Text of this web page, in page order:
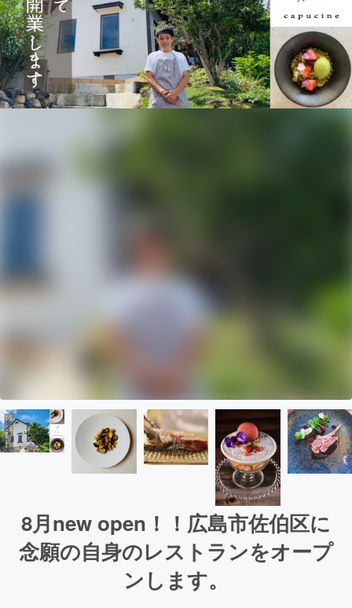
8月new open！！広島市佐伯区に
念願の自身のレストランをオープ
ンします。